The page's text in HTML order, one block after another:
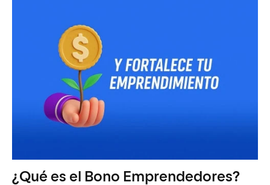
¿Qué es el Bono Emprendedores?